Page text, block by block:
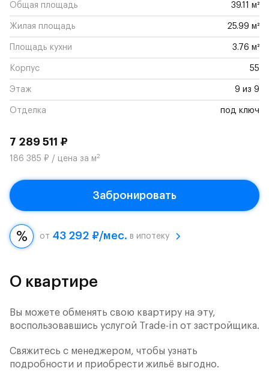
Общая площадь 39.11 м²
Жилая площадь 25.99 м²
Площадь кухни 3.76 м²
Корпус 55
Этаж 9 из 9
Отделка под ключ
7 289 511 ₽
186 385 ₽ / цена за м2
Забронировать
от 43 292 ₽/мес. в ипотеку
О квартире
Вы можете обменять свою квартиру на эту,
воспользовавшись услугой Trade-in от застройщика.
Свяжитесь с менеджером, чтобы узнать
подробности и приобрести жильё выгодно.